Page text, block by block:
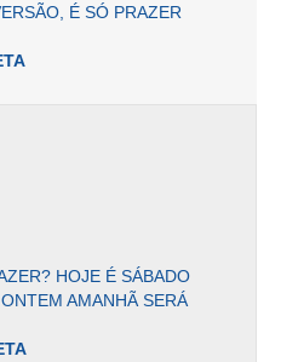
É SÓ PRAZER
HOJE É SÁBADO
AMANHÃ SERÁ